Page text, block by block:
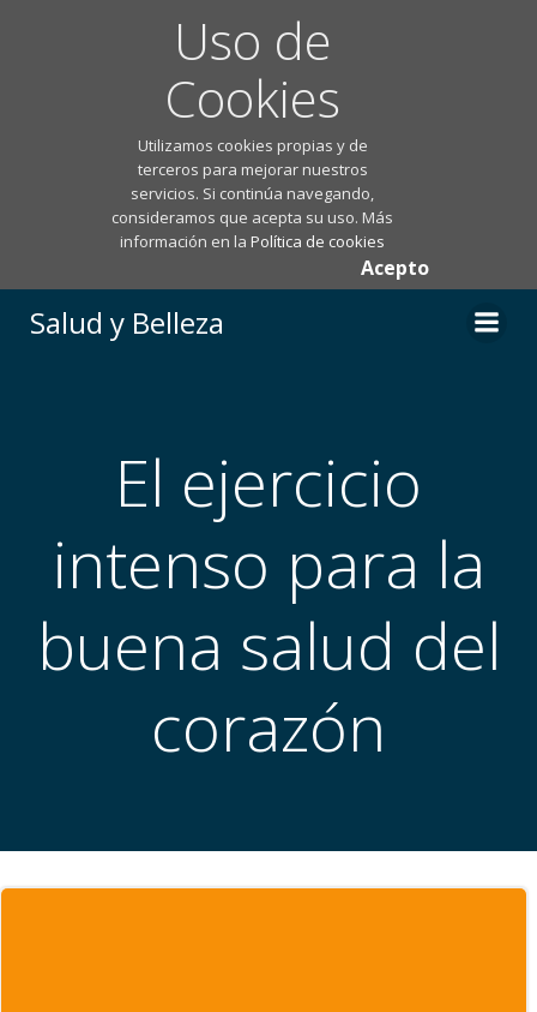
Uso de
Cookies
Utilizamos cookies propias y de
terceros para mejorar nuestros
servicios. Si continúa navegando,
consideramos que acepta su uso. Más
información en laPolítica de cookies
Acepto
Salud y Belleza
El ejercicio
intenso para la
buena salud del
corazón